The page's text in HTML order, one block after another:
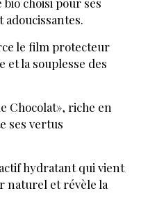
le film protecteur
la souplesse des
Chocolat», riche en
ses vertus
hydratant qui vient
naturel et révèle la